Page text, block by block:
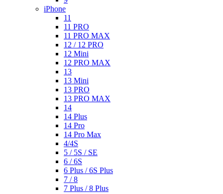
iPhone
11
11 PRO
11 PRO MAX
12 / 12 PRO
12 Mini
12 PRO MAX
13
13 Mini
13 PRO
13 PRO MAX
14
14 Plus
14 Pro
14 Pro Max
4/4S
5 / 5S / SE
6 / 6S
6 Plus / 6S Plus
7 / 8
7 Plus / 8 Plus